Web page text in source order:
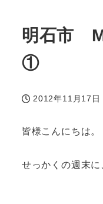
明石市
①
投稿日
2012年11月17日
皆様こんにちは。
せっかくの週末